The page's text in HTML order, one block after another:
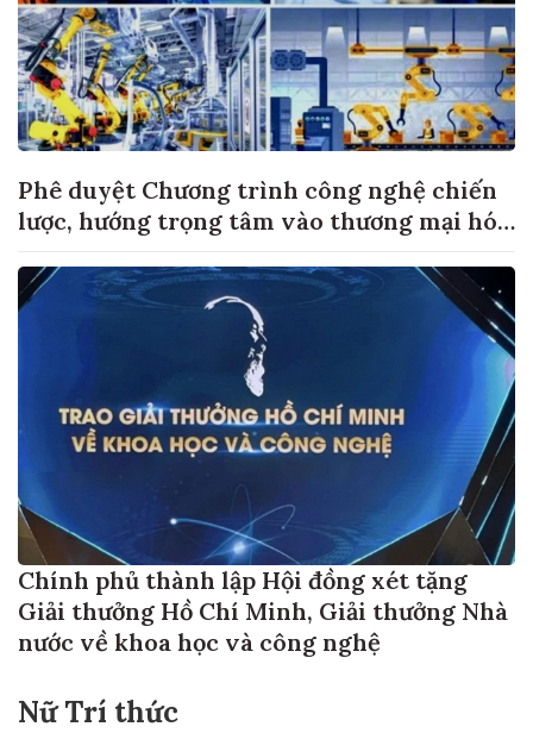
Phê duyệt Chương trình công nghệ chiến
lược, hướng trọng tâm vào thương mại hóa
Chính phủ thành lập Hội đồng xét tặng
Giải thưởng Hồ Chí Minh, Giải thưởng Nhà
nước về khoa học và công nghệ
Nữ Trí thức